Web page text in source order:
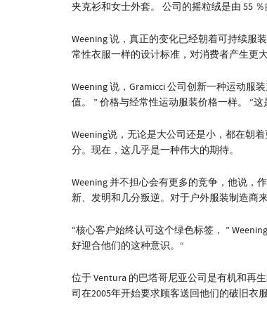
夹克衫和女士外套。 公司的摇粒绒是由 55 ％
Weening 说，真正的变化已经朝着可持续服
常性衣服一样的设计标准，对消费者产生更大
Weening 说，Gramicci 公司创新一种运动服
值。 ” 价格与经常性运动服装价格一样。 “
Weening说，无论是大公司还是小，都在朝
分。现在，这几乎是一种伟大的期待。
Weening 并不担心会有更多的竞争，他说，
新、发明和几分叛逆。对于户外服装制造商
“核心客户始终认可这个绿色标签， ”
好迎合他们的这种意识。“
位于 Ventura 的巴塔哥尼亚公司是有机和再
司在2005年开始要求顾客送回他们的破旧衣